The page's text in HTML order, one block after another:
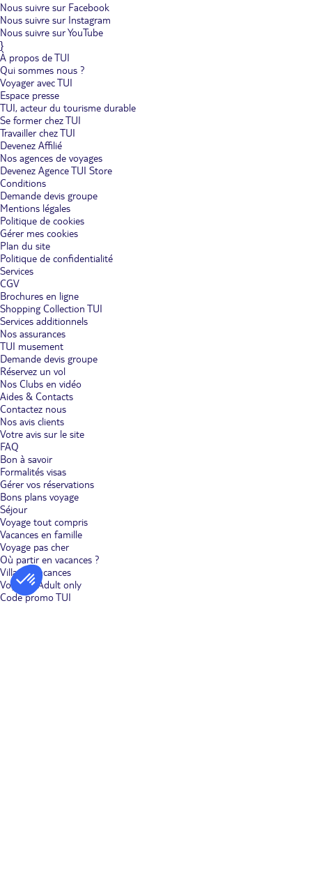
Nous suivre sur Facebook
Nous suivre sur Instagram
Nous suivre sur YouTube
}
À propos de TUI
Qui sommes nous ?
Voyager avec TUI
Espace presse
TUI, acteur du tourisme durable
Se former chez TUI
Travailler chez TUI
Devenez Affilié
Nos agences de voyages
Devenez Agence TUI Store
Conditions
Demande devis groupe
Mentions légales
Politique de cookies
Gérer mes cookies
Plan du site
Politique de confidentialité
Services
CGV
Brochures en ligne
Shopping Collection TUI
Services additionnels
Nos assurances
TUI musement
Demande devis groupe
Réservez un vol
Nos Clubs en vidéo
Aides & Contacts
Contactez nous
Nos avis clients
Votre avis sur le site
FAQ
Bon à savoir
Formalités visas
Gérer vos réservations
Bons plans voyage
Séjour
Voyage tout compris
Vacances en famille
Voyage pas cher
Où partir en vacances ?
Villages vacances
Voyages Adult only
Code promo TUI